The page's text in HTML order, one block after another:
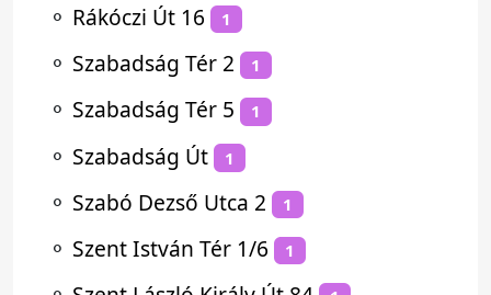
⚬ Rákóczi Út 16 1
⚬ Szabadság Tér 2 1
⚬ Szabadság Tér 5 1
⚬ Szabadság Út 1
⚬ Szabó Dezső Utca 2 1
⚬ Szent István Tér 1/6 1